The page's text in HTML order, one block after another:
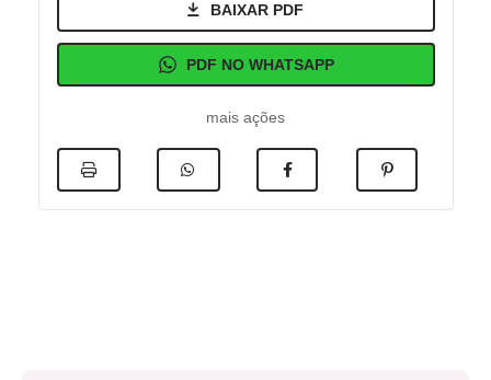
BAIXAR PDF
PDF NO WHATSAPP
mais ações